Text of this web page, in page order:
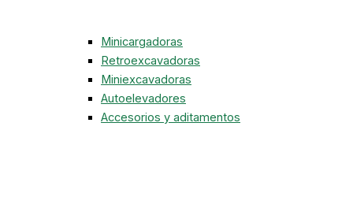
Minicargadoras
Retroexcavadoras
Miniexcavadoras
Autoelevadores
Accesorios y aditamentos